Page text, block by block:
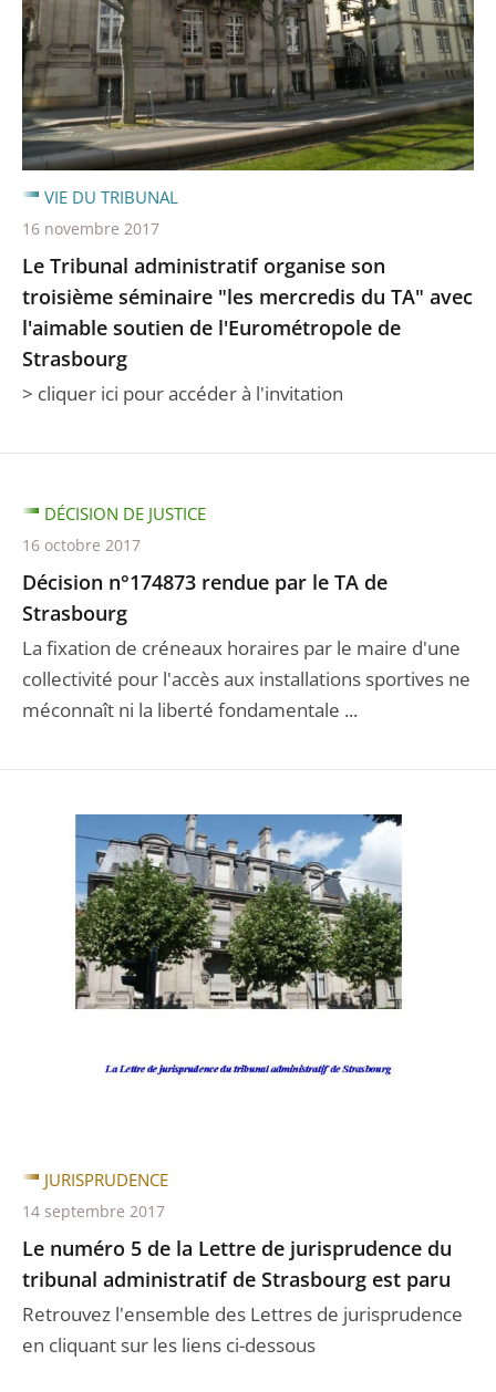
Le Tribunal administratif organise son
troisième séminaire "les mercredis du TA" avec
l'aimable soutien de l'Eurométropole de
Strasbourg
> cliquer ici pour accéder à l'invitation
VIE DU TRIBUNAL
16 novembre 2017
Décision n°174873 rendue par le TA de
Strasbourg
La fixation de créneaux horaires par le maire d'une
collectivité pour l'accès aux installations sportives ne
méconnaît ni la liberté fondamentale ...
DÉCISION DE JUSTICE
16 octobre 2017
Le numéro 5 de la Lettre de jurisprudence du
tribunal administratif de Strasbourg est paru
Retrouvez l'ensemble des Lettres de jurisprudence
en cliquant sur les liens ci-dessous
JURISPRUDENCE
14 septembre 2017